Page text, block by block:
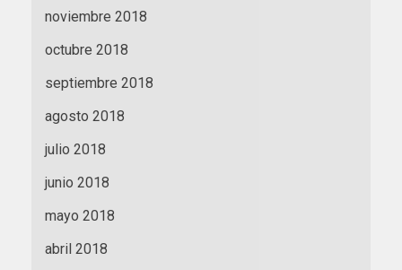
noviembre 2018
octubre 2018
septiembre 2018
agosto 2018
julio 2018
junio 2018
mayo 2018
abril 2018